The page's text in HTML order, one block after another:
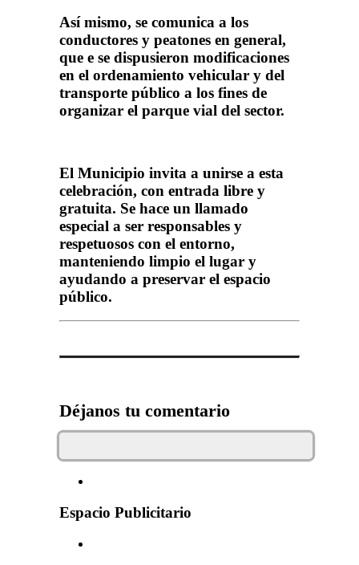
Así mismo, se comunica a los
conductores y peatones en general,
que e se dispusieron modificaciones
en el ordenamiento vehicular y del
transporte público a los fines de
organizar el parque vial del sector.
El Municipio invita a unirse a esta
celebración, con entrada libre y
gratuita. Se hace un llamado
especial a ser responsables y
respetuosos con el entorno,
manteniendo limpio el lugar y
ayudando a preservar el espacio
público.
Déjanos tu comentario
Espacio Publicitario